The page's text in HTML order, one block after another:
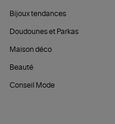
Bijoux tendances
Doudounes et Parkas
Maison déco
Beauté
Conseil Mode